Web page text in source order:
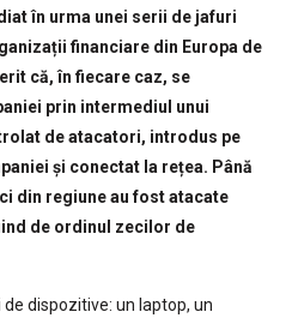
în urma unei serii de jafuri
financiare din Europa de
că, în fiecare caz, se
prin intermediul unui
de atacatori, introdus pe
și conectat la rețea. Până
din regiune au fost atacate
de ordinul zecilor de
dispozitive: un laptop, un